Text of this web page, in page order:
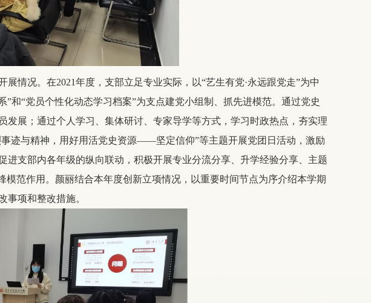
情况。在2021年度，支部立足专业实际，以“艺生有党·永远跟党走”为中
”和“党员个性化动态学习档案”为支点建党小组制、抓先进模范。通过党史
展；通过个人学习、集体研讨、专家导学等方式，学习时政热点，夯实理
迹与精神，用好用活党史资源——坚定信仰”等主题开展党团日活动，激励
支部内各年级的纵向联动，积极开展专业分流分享、升学经验分享、主题
范作用。颜丽结合本年度创新立项情况，以重要时间节点为序介绍本学期
事项和整改措施。